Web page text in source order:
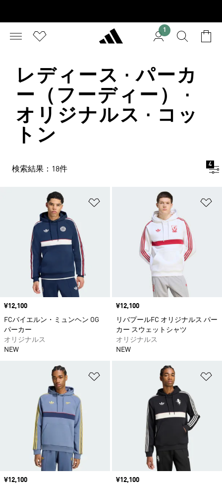
1
レディース · パーカ
ー（フーディー） ·
オリジナルス · コッ
トン
検索結果：18件
4
ほしいものリストに追加
価格
¥12,100
FCバイエルン・ミュンヘン OG
パーカー
オリジナルス
NEW
価格
¥12,100
リバプールFC オリジナルス パー
カー スウェットシャツ
オリジナルス
NEW
ほしいものリストに追加
価格
¥12,100
価格
¥12,100